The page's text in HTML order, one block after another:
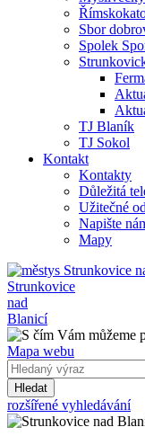
Sbor
Spolek
TJ Blaník
TJ Sokol
Kontakt
Kontakty
Důležitá
Užitečné
Napište
Mapy
Strunkovice
nad
Blanicí
Mapa webu
Hledat
rozšířené vyhledávání